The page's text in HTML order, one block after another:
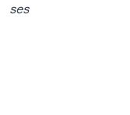
ses